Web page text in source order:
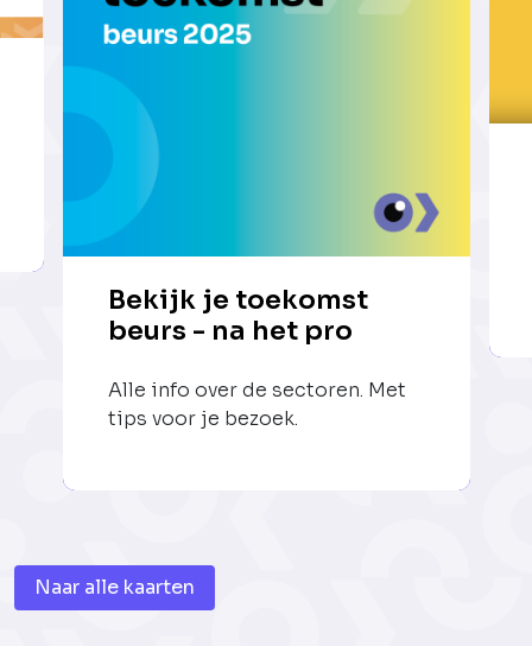
Bekijk je toekomst
beurs - na het pro
Alle info over de sectoren. Met
tips voor je bezoek.
Naar alle kaarten